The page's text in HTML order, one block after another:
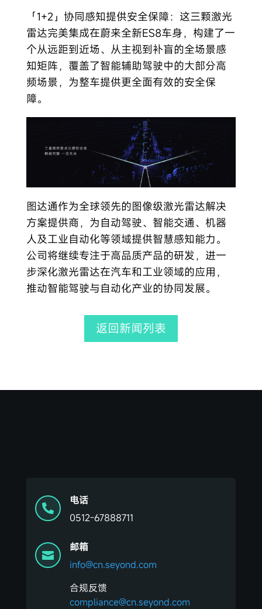
「1+2」协同感知提供安全保障：这三颗激光
雷达完美集成在蔚来全新ES8车身，构建了一
个从远距到近场、从主视到补盲的全场景感
知矩阵，覆盖了智能辅助驾驶中的大部分高
频场景，为整车提供更全面有效的安全保
障。
图达通作为全球领先的图像级激光雷达解决
方案提供商，为自动驾驶、智能交通、机器
人及工业自动化等领域提供智慧感知能力。
公司将继续专注于高品质产品的研发，进一
步深化激光雷达在汽车和工业领域的应用，
推动智能驾驶与自动化产业的协同发展。
返回新闻列表

电话
0512-67888711

邮箱
info@cn.seyond.com
合规反馈
compliance@cn.seyond.com